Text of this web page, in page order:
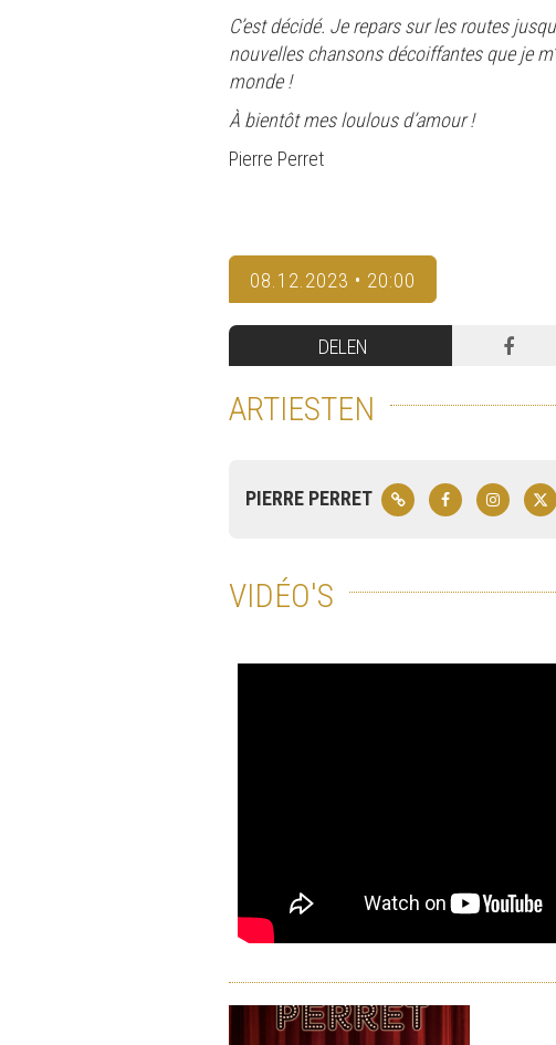
C’est décidé. Je repars sur les routes
nouvelles chansons décoiffantes que je
monde !
À bientôt mes loulous d’amour !
Pierre Perret
08.12.2023 • 20:00
DELEN
ARTIESTEN
PIERRE PERRET
VIDÉO'S